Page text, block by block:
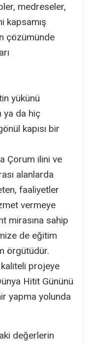
medreseler,
kapsamış
çözümünde
yükünü
ya da hiç
kapısı bir
Çorum ilini ve
alanlarda
faaliyetler
vermeye
mirasına sahip
de eğitim
örgütüdür.
projeye
Hitit Gününü
yapma yolunda
değerlerin